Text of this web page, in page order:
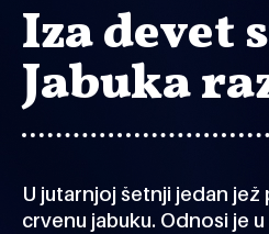
Iza devet
Jabuka
U jutarnjoj šetnji jedan
crvenu jabuku. Odnosi je